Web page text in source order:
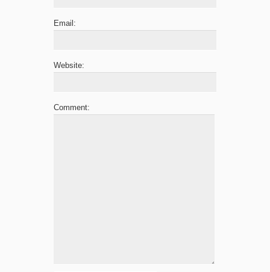
Email:
Website:
Comment: